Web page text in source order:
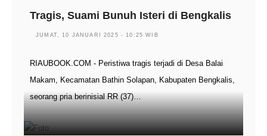
Tragis, Suami Bunuh Isteri di Bengkalis
JUMAT, 10 JANUARI 2025 - 10:25 WIB
RIAUBOOK.COM - Peristiwa tragis terjadi di Desa Balai
Makam, Kecamatan Bathin Solapan, Kabupaten Bengkalis,
seorang pria berinisial RR (37)…